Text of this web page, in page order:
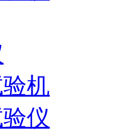
机
仪